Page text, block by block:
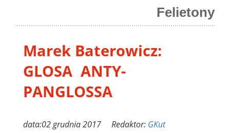
Felietony
Marek Baterowicz:
GLOSA ANTY-
PANGLOSSA
data:02 grudnia 2017 Redaktor: GKut